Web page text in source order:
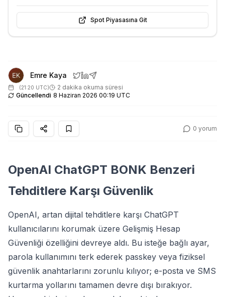
Spot Piyasasına Git
Emre Kaya
(21:20 UTC)
2 dakika okuma süresi
Güncellendi 8 Haziran 2026 00:19 UTC
0 yorum
OpenAI ChatGPT BONK Benzeri
Tehditlere Karşı Güvenlik
OpenAI, artan dijital tehditlere karşı ChatGPT
kullanıcılarını korumak üzere Gelişmiş Hesap
Güvenliği özelliğini devreye aldı. Bu isteğe bağlı ayar,
parola kullanımını terk ederek passkey veya fiziksel
güvenlik anahtarlarını zorunlu kılıyor; e-posta ve SMS
kurtarma yollarını tamamen devre dışı bırakıyor.